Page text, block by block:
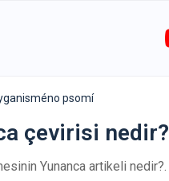
psomí
çevirisi nedir?
Yunanca artikeli nedir?.